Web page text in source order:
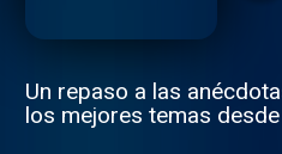
Un repaso a las
los mejores temas